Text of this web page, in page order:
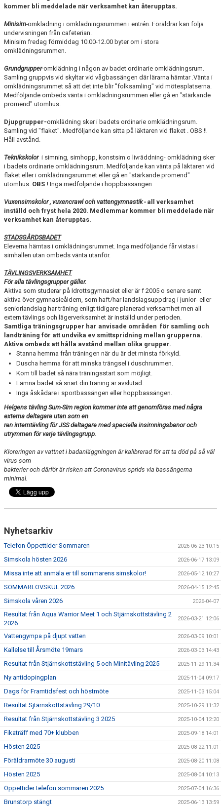
kommer bli meddelade när verksamhet kan återupptas.
Minisim-omklädning i omklädningsrummen i entrén. Föräldrar kan följa
undervisningen från cafeterian.
Minisim fredag förmiddag 10.00-12.00 byter om i stora
omklädningsrummen.
Grundgrupper-omklädning i någon av badet ordinarie omklädningsrum.
Samling gruppvis vid skyltar vid vågbassängen där lärarna hämtar .Vänta i
omklädningsrummet så att det inte blir "folksamling" vid mötesplatserna.
Medföljande ombeds vänta i omklädningsrummen eller gå en "stärkande
promend" utomhus.
Djupgrupper-omklädning sker i badets ordinarie omklädningsrum.
Samling vid "flaket". Medföljande kan sitta på läktaren vid flaket . OBS !!
Håll avstånd.
Teknikskolor i simning, simhopp, konstsim o livräddning- omklädning sker
i badets ordinarie omklädningsrum. Medföljande kan vänta på läktaren vid
flaket eller i omklädningsrummet eller gå en "stärkande promend"
utomhus. OBS ! Inga medföljande i hoppbassängen
Vuxensimskolor , vuxencrawl och vattengymnastik -all verksamhet
inställd och fryst hela 2020. Medlemmar kommer bli meddelade när
verksamhet kan återupptas.
STADSGÅRDSBADET
Eleverna hämtas i omklädningsrummet. Inga medföljande får vistas i
simhallen utan ombeds vänta utanför.
TÄVLINGSVERKSAMHET
För alla tävlingsgrupper gäller.
Aktiva som studerar på Idrottsgymnasiet eller är f 2005 o senare samt
aktiva över gymnasieåldern, som haft/har landslagsuppdrag i junior- eller
seniorlandslag har träning enligt tidigare planerad verksamhet men all
extern tävlings och lägerverksamhet är inställd under perioden.
Samtliga träningsgrupper har anvisade områden för samling och
landträning för att undvika ev smittspridning mellan grupperna.
Aktiva ombeds att hålla avstånd mellan olika grupper.
Stanna hemma från träningen när du är det minsta förkyld.
Duscha hemma för att minska trängsel i duschrummen.
Kom till badet så nära träningsstart som möjligt.
Lämna badet så snart din träning är avslutad.
Inga åskådare i sportbassängen eller hoppbassängen.
Helgens tävling Sum-SIm region kommer inte att genomföras med några
externa deltagare utan som en
ren interntävling för JSS deltagare med speciella insimningsbanor och
utrymmen för varje tävlingsgrupp.
Kloreringen av vattnet i badanläggningen är kalibrerad för att ta död på så väl
virus som
bakterier och därför är risken att Coronavirus sprids via bassängerna
minimal.
Nyhetsarkiv
Telefon Öppettider Sommaren 2026-06-23 10:15
Simskola hösten 2026 2026-06-17 13:09
Missa inte att anmäla er till sommarens simskolor! 2026-05-12 10:27
SOMMARLOVSKUL 2026 2026-04-15 12:45
Simskola våren 2026 2026-04-07
Resultat från Aqua Warrior Meet 1 och Stjärnskottstävling 2
2026
2026-03-21 12:06
Vattengympa på djupt vatten 2026-03-09 10:01
Kallelse till Årsmöte 19mars 2026-03-03 14:43
Resultat från Stjärnskottstävling 5 och Minitävling 2025 2025-11-29 11:34
Ny antidopingplan 2025-11-04 09:17
Dags för Framtidsfest och höstmöte 2025-11-03 15:04
Resultat Sjtärnskottstävling 29/10 2025-10-29 11:32
Resultat från Stjärnskottstävling 3 2025 2025-10-04 12:20
Fikaträff med 70+ klubben 2025-09-18 14:01
Hösten 2025 2025-08-22 11:01
Föräldrarmöte 30 augusti 2025-08-20 11:08
Hösten 2025 2025-08-04 10:13
Öppettider telefon sommaren 2025 2025-07-04 16:36
Brunstorp stängt 2025-06-13 13:59